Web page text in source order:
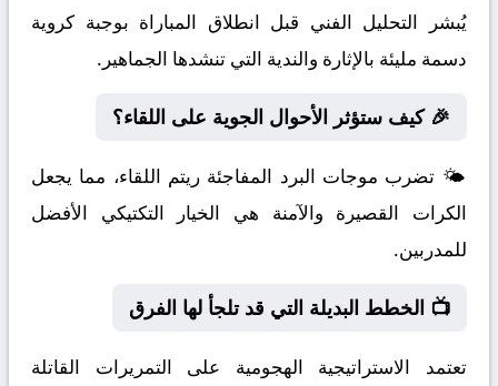
يُبشر التحليل الفني قبل انطلاق المباراة بوجبة كروية
دسمة مليئة بالإثارة والندية التي تنشدها الجماهير.
🎉 كيف ستؤثر الأحوال الجوية على اللقاء؟
🌤️ تضرب موجات البرد المفاجئة ريتم اللقاء، مما يجعل
الكرات القصيرة والآمنة هي الخيار التكتيكي الأفضل
للمدربين.
📺 الخطط البديلة التي قد تلجأ لها الفرق
تعتمد الاستراتيجية الهجومية على التمريرات القاتلة